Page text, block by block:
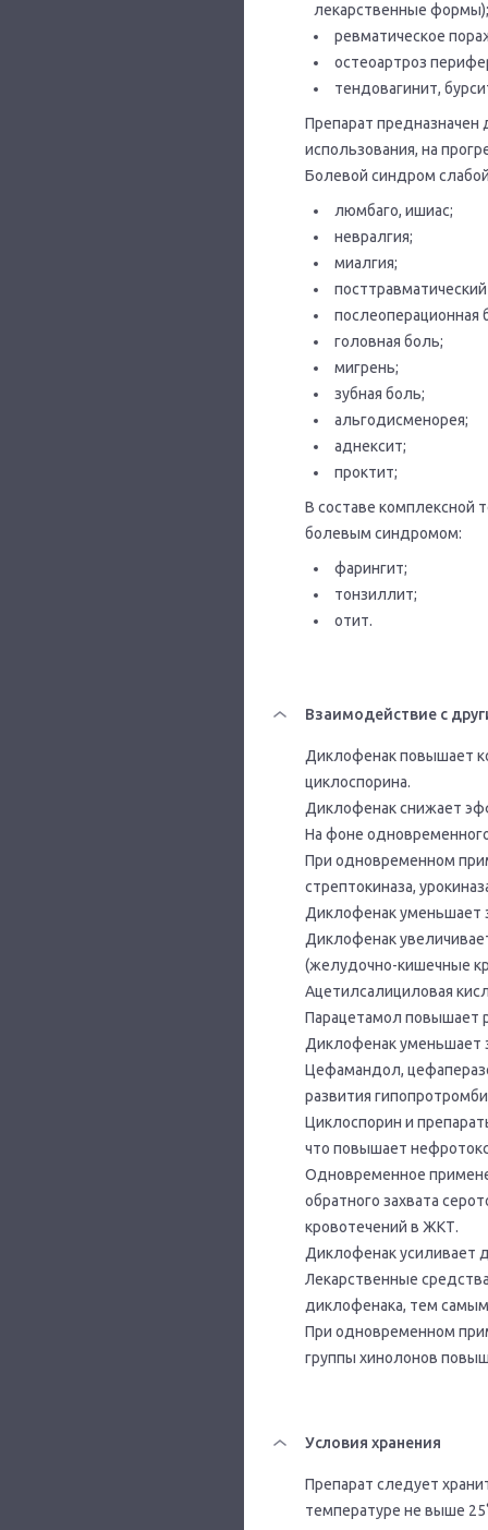
лекарственные формы);
ревматическое
остеоартроз
тендовагинит,
Препарат
использования, на
Болевой синдром
люмбаго, ишиас;
невралгия;
миалгия;
послеоперационная
головная боль;
мигрень;
зубная боль;
альгодисменорея;
аднексит;
проктит;
В составе комплексной
болевым синдромом:
фарингит;
тонзиллит;
отит.
Взаимодействие с
Диклофенак повышает
циклоспорина.
Диклофенак снижает
На фоне
При одновременном
стрептокиназа,
Диклофенак уменьшает
Диклофенак
(желудочно-кишечные
Ацетилсалициловая
Парацетамол повышает
Диклофенак уменьшает
Цефамандол,
развития
Циклоспорин и
что повышает
Одновременное
обратного захвата
кровотечений в ЖКТ.
Диклофенак усиливает
Лекарственные
диклофенака, тем
При одновременном
группы хинолонов
Условия хранения
Препарат следует
температуре не выше